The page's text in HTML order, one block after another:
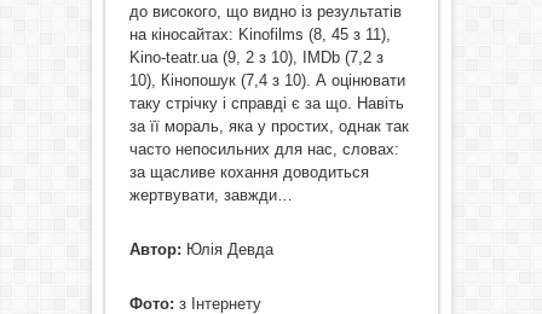
до високого, що видно із результатів
на кіносайтах: Kinofilms (8, 45 з 11),
Kino-teatr.ua (9, 2 з 10), IMDb (7,2 з
10), Кінопошук (7,4 з 10). А оцінювати
таку стрічку і справді є за що. Навіть
за її мораль, яка у простих, однак так
часто непосильних для нас, словах:
за щасливе кохання доводиться
жертвувати, завжди…
Автор: Юлія Девда
Фото: з Інтернету